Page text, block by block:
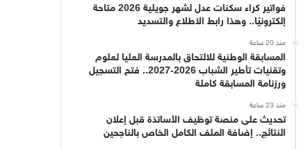
فواتير كراء سكنات عدل لشهر جويلية 2026 متاحة
إلكترونيًا.. وهذا رابط الاطلاع والتسديد
منذ 20 ساعة
المسابقة الوطنية للالتحاق بالمدرسة العليا لعلوم
وتقنيات تأطير الشباب 2026-2027.. فتح التسجيل
ورزنامة المسابقة كاملة
منذ 23 ساعة
تحديث على منصة توظيف الأساتذة قبل إعلان
النتائج.. إضافة الملف الكامل الخاص بالناجحين